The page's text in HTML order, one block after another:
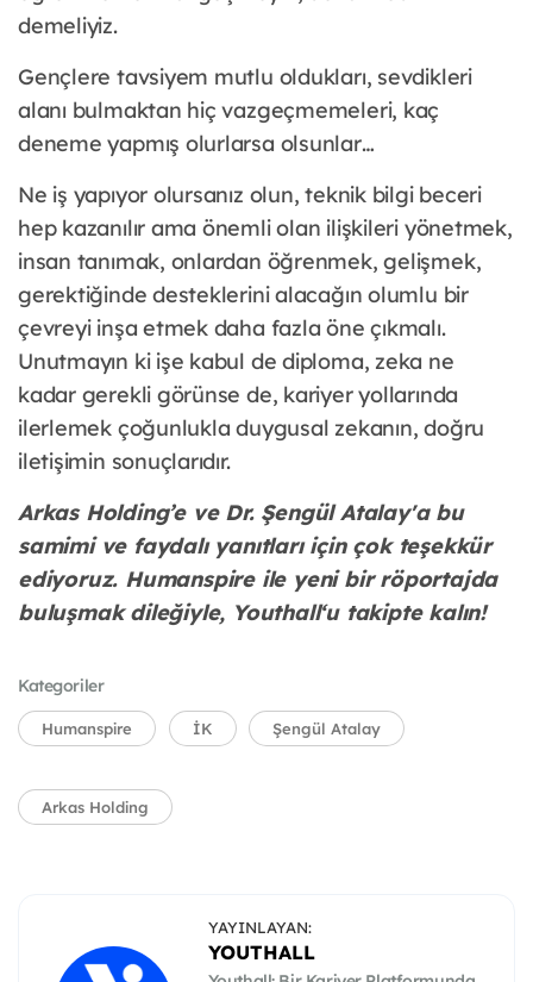
demeliyiz.
Gençlere tavsiyem mutlu oldukları, sevdikleri
alanı bulmaktan hiç vazgeçmemeleri, kaç
deneme yapmış olurlarsa olsunlar…
Ne iş yapıyor olursanız olun, teknik bilgi beceri
hep kazanılır ama önemli olan ilişkileri yönetmek,
insan tanımak, onlardan öğrenmek, gelişmek,
gerektiğinde desteklerini alacağın olumlu bir
çevreyi inşa etmek daha fazla öne çıkmalı.
Unutmayın ki işe kabul de diploma, zeka ne
kadar gerekli görünse de, kariyer yollarında
ilerlemek çoğunlukla duygusal zekanın, doğru
iletişimin sonuçlarıdır.
Arkas Holding’e ve Dr. Şengül Atalay'a bu
samimi ve faydalı yanıtları için çok teşekkür
ediyoruz. Humanspire ile yeni bir röportajda
buluşmak dileğiyle, Youthall‘u takipte kalın!
Kategoriler
Humanspire İK Şengül Atalay
Arkas Holding
YAYINLAYAN:
YOUTHALL